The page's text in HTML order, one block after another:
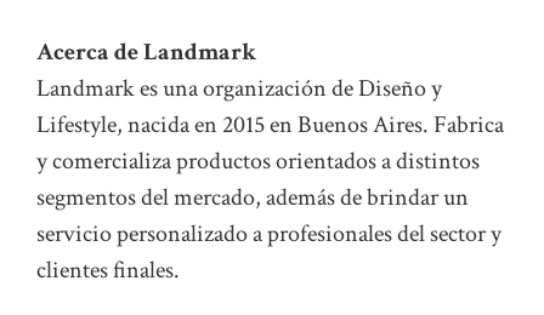
Acerca de Landmark
Landmark es una organización de Diseño y
Lifestyle, nacida en 2015 en Buenos Aires. Fabrica
y comercializa productos orientados a distintos
segmentos del mercado, además de brindar un
servicio personalizado a profesionales del sector y
clientes finales.